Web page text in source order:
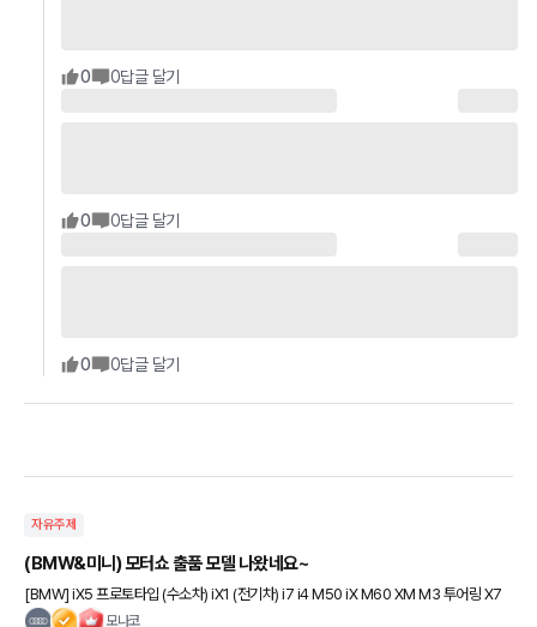
0 0답글 달기
0 0답글 달기
0 0답글 달기
자유주제
(BMW&미니) 모터쇼 출품 모델 나왔네요~
[BMW] iX5 프로토타입 (수소차) iX1 (전기차) i7 i4 M50 iX M60 XM M3 투어링 X7
모나코